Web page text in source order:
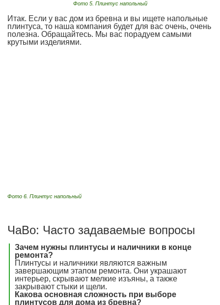
Фото 5. Плинтус напольный
Итак. Если у вас дом из бревна и вы ищете напольные
плинтуса, то наша компания будет для вас очень, очень
полезна. Обращайтесь. Мы вас порадуем самыми
крутыми изделиями.
Фото 6. Плинтус напольный
ЧаВо: Часто задаваемые вопросы
Зачем нужны плинтусы и наличники в конце
ремонта?
Плинтусы и наличники являются важным
завершающим этапом ремонта. Они украшают
интерьер, скрывают мелкие изъяны, а также
закрывают стыки и щели.
Какова основная сложность при выборе
плинтусов для дома из бревна?